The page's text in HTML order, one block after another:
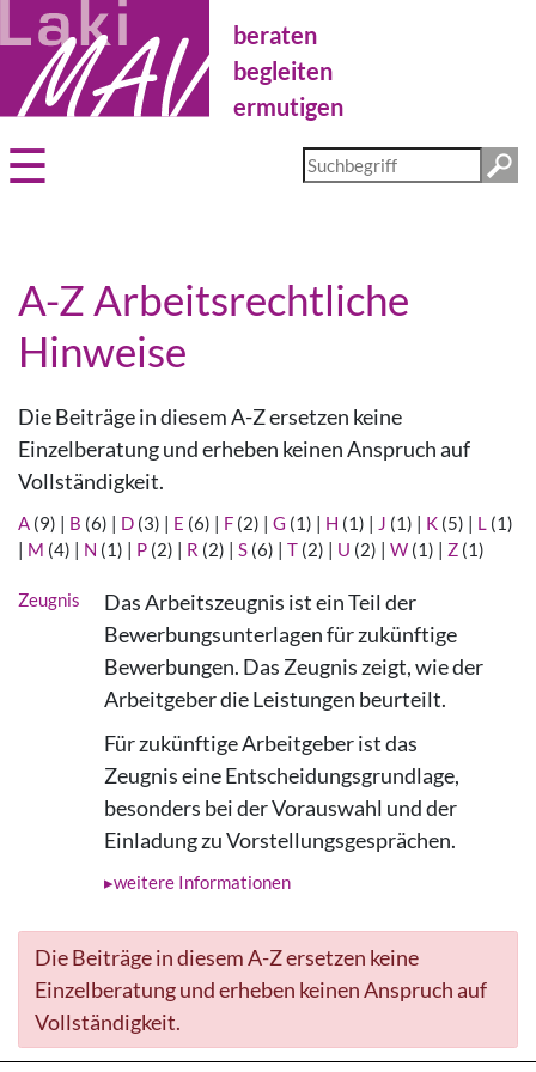
Direkt
zum
Inhalt
beraten
begleiten
ermutigen
Diese
Website
A-Z Arbeitsrechtliche
Hinweise
Die Beiträge in diesem A-Z ersetzen keine
Einzelberatung und erheben keinen Anspruch auf
Vollständigkeit.
A (9) | B (6) | D (3) | E (6) | F (2) | G (1) | H (1) | J (1) | K (5) | L (1)
| M (4) | N (1) | P (2) | R (2) | S (6) | T (2) | U (2) | W (1) | Z (1)
Zeugnis
Das Arbeitszeugnis ist ein Teil der
Bewerbungsunterlagen für zukünftige
Bewerbungen. Das Zeugnis zeigt, wie der
Arbeitgeber die Leistungen beurteilt.
Für zukünftige Arbeitgeber ist das
Zeugnis eine Entscheidungsgrundlage,
besonders bei der Vorauswahl und der
Einladung zu Vorstellungsgesprächen.
weitere Informationen
Die Beiträge in diesem A-Z ersetzen keine
Einzelberatung und erheben keinen Anspruch auf
Vollständigkeit.